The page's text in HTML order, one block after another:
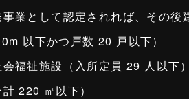
業として認定されれば、その後
以下かつ戸数 20 戸以下）
福祉施設（入所定員 29 人以下）
220 ㎡以下）